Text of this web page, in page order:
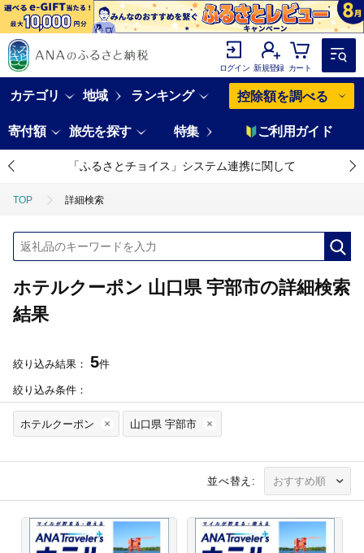
ログイン 新規登録 カート
カテゴリ 地域 ランキング 控除額を調べる
寄付額 旅先を探す 特集 ご利用ガイド
「ふるさとチョイス」システム連携に関して
TOP 詳細検索
ホテルクーポン 山口県 宇部市の詳細検索
結果
絞り込み結果： 5件
絞り込み条件：
ホテルクーポン 山口県 宇部市
並べ替え: